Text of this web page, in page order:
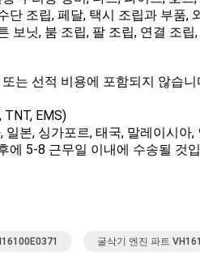
단 조립, 페달, 택시 조립과 부품,
보닛, 붐 조립, 팔 조립, 연결 조
는 선적 비용에 포함되지 않습
TNT, EMS)
일본, 싱가포르, 태국, 말레이시아,
에 5-8 근무일 이내에 수송될 것
굴삭기 엔진 파트